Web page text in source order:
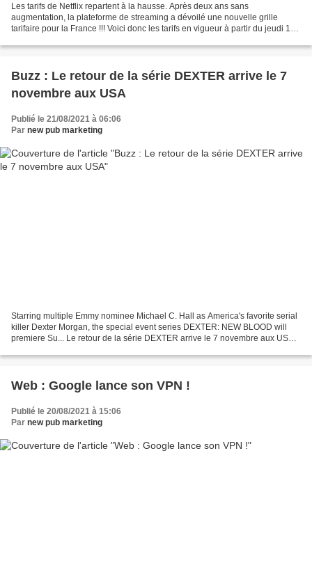
Les tarifs de Netflix repartent à la hausse. Après deux ans sans
augmentation, la plateforme de streaming a dévoilé une nouvelle grille
tarifaire pour la France !!! Voici donc les tarifs en vigueur à partir du jeudi 19
Buzz : Le retour de la série DEXTER arrive le 7
novembre aux USA
Publié le 21/08/2021 à 06:06
Par new pub marketing
Starring multiple Emmy nominee Michael C. Hall as America's favorite serial
killer Dexter Morgan, the special event series DEXTER: NEW BLOOD will
premiere Su... Le retour de la série DEXTER arrive le 7 novembre aux USA
Web : Google lance son VPN !
Publié le 20/08/2021 à 15:06
Par new pub marketing